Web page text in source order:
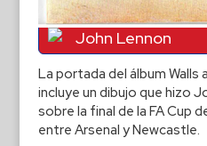
John Lennon
La portada del álbum Walls
incluye un dibujo que hizo
sobre la final de la FA Cup
entre Arsenal y Newcastle.